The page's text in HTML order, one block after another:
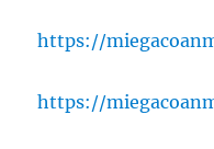
https://
https://